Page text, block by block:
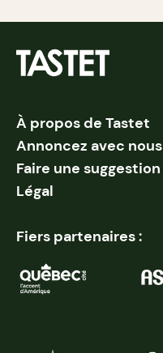
À propos de Tastet
Annoncez avec nous
Faire une suggestion
Légal
Fiers partenaires :